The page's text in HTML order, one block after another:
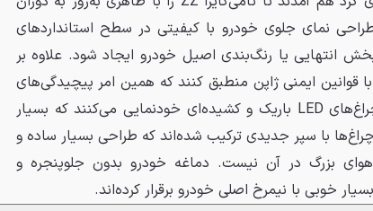
نمای جلوی خودرو با کیفیتی در سطح استانداردهای
انتهایی یا رنگ‌بندی اصیل خودرو ایجاد شود. علاوه بر
قوانین ایمنی ژاپن منطبق کنند که همین امر پیچیدگی‌های
پروژه را دوچندان کرد. در نمای جلو، چراغ‌های LED باریک و کشیده‌ای خودنمایی می‌کنند که بسیار
با سپر جدیدی ترکیب شده‌اند که طراحی بسیار ساده و
بزرگ در آن نیست. دماغه خودرو بدون جلوپنجره و
خوبی با نیمرخ اصلی خودرو برقرار کرده‌اند.